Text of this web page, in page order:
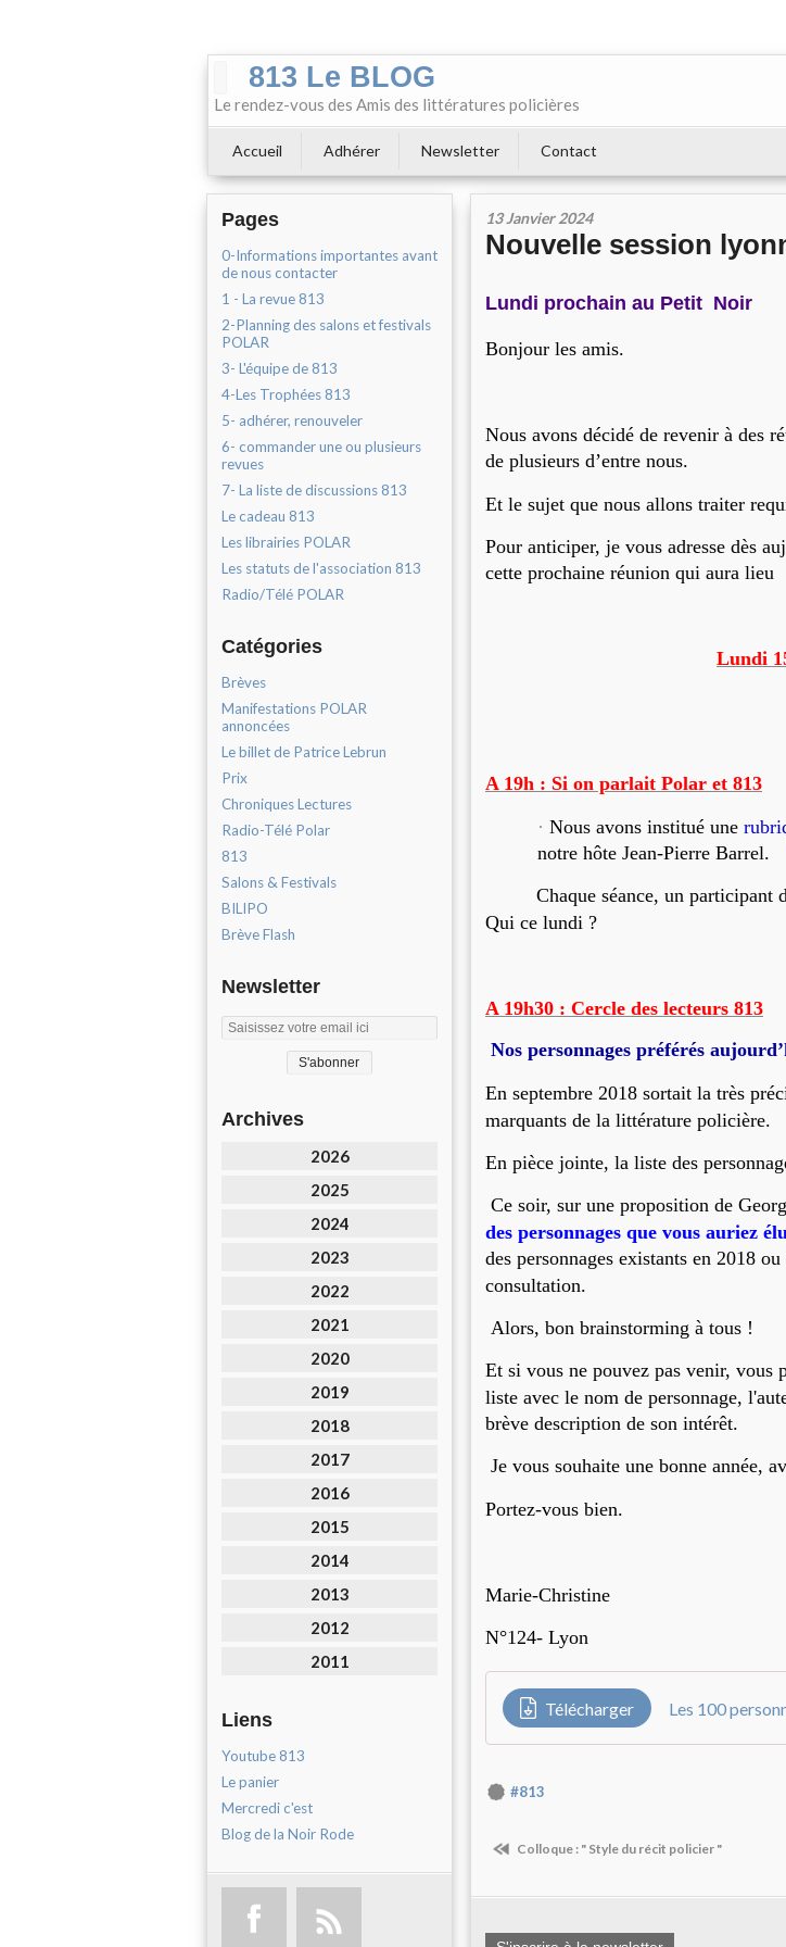
813 Le BLOG
Le rendez-vous des Amis des littératures policières
Accueil Adhérer Newsletter Contact
Pages
0-Informations importantes avant
de nous contacter
1 - La revue 813
2-Planning des salons et festivals
POLAR
3- L'équipe de 813
4-Les Trophées 813
5- adhérer, renouveler
6- commander une ou plusieurs
revues
7- La liste de discussions 813
Le cadeau 813
Les librairies POLAR
Les statuts de l'association 813
Radio/Télé POLAR
Catégories
Brèves
Manifestations POLAR
annoncées
Le billet de Patrice Lebrun
Prix
Chroniques Lectures
Radio-Télé Polar
813
Salons & Festivals
BILIPO
Brève Flash
Newsletter
Archives
2026
2025
2024
2023
2022
2021
2020
2019
2018
2017
2016
2015
2014
2013
2012
2011
Liens
Youtube 813
Le panier
Mercredi c'est
Blog de la Noir Rode
13 Janvier 2024
Nouvelle session
Lundi prochain au Petit Noir
Bonjour les amis.
Nous avons décidé de revenir à des
de plusieurs d’entre nous.
Et le sujet que nous allons traiter
Pour anticiper, je vous adresse dès
cette prochaine réunion qui aura lieu
Lundi
A 19h : Si on parlait Polar et 813
· Nous avons institué une
notre hôte Jean-Pierre Barrel.
Chaque séance, un participant
Qui ce lundi ?
A 19h30 : Cercle des lecteurs 813
Nos personnages préférés
En septembre 2018 sortait la très
marquants de la littérature policière.
En pièce jointe, la liste des
Ce soir, sur une proposition de
des personnages que vous auriez
des personnages existants en 2018
consultation.
Alors, bon brainstorming à tous !
Et si vous ne pouvez pas venir, vous
liste avec le nom de personnage,
brève description de son intérêt.
Je vous souhaite une bonne année,
Portez-vous bien.
Marie-Christine
N°124- Lyon
Télécharger Les 100
#813
Colloque : " Style du récit policier "